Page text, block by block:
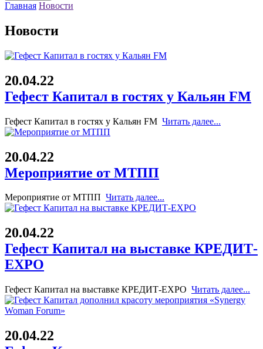
Главная Новости
Новости
20.04.22
Гефест Капитал в гостях у Кальян FM
Гефест Капитал в гостях у Кальян FM Читать далее...
20.04.22
Мероприятие от МТПП
Мероприятие от МТПП Читать далее...
20.04.22
Гефест Капитал на выставке КРЕДИТ-
EXPO
Гефест Капитал на выставке КРЕДИТ-EXPO Читать далее...
20.04.22